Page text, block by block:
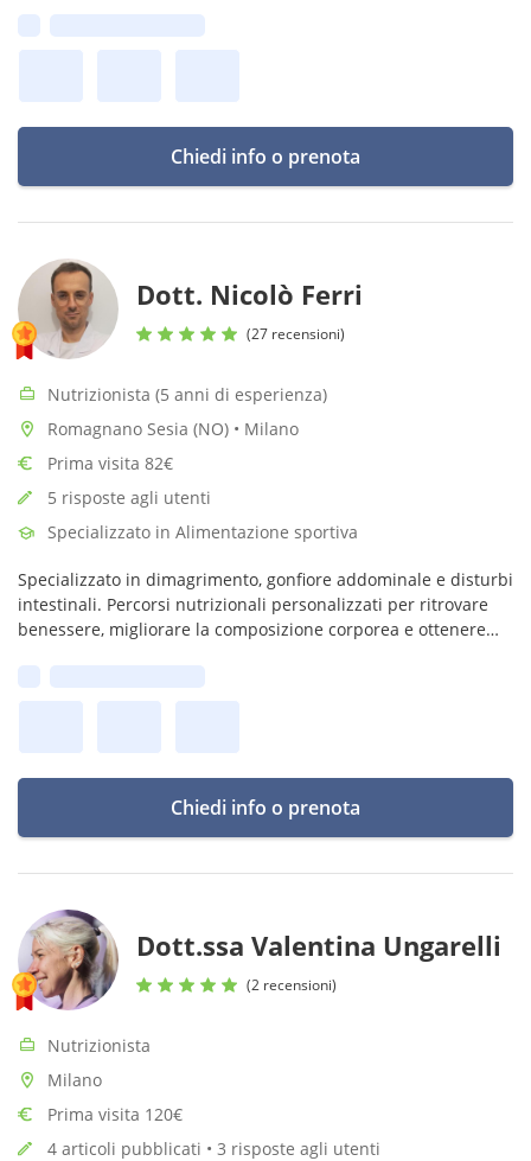
Chiedi info o prenota
Dott. Nicolò Ferri
(27 recensioni)
Nutrizionista (5 anni di esperienza)
Romagnano Sesia (NO) • Milano
Prima visita 82€
5 risposte agli utenti
Specializzato in Alimentazione sportiva
Specializzato in dimagrimento, gonfiore addominale e disturbi
intestinali. Percorsi nutrizionali personalizzati per ritrovare
benessere, migliorare la composizione corporea e ottenere
Chiedi info o prenota
Dott.ssa Valentina Ungarelli
(2 recensioni)
Nutrizionista
Milano
Prima visita 120€
4 articoli pubblicati • 3 risposte agli utenti